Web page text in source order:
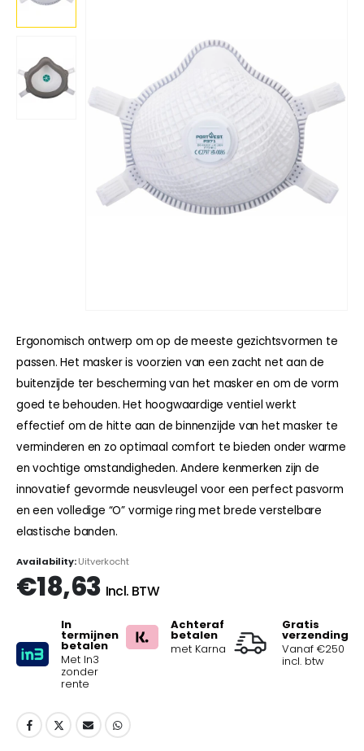
Ergonomisch ontwerp om op de meeste gezichtsvormen te
passen. Het masker is voorzien van een zacht net aan de
buitenzijde ter bescherming van het masker en om de vorm
goed te behouden. Het hoogwaardige ventiel werkt
effectief om de hitte aan de binnenzijde van het masker te
verminderen en zo optimaal comfort te bieden onder warme
en vochtige omstandigheden. Andere kenmerken zijn de
innovatief gevormde neusvleugel voor een perfect pasvorm
en een volledige “O” vormige ring met brede verstelbare
elastische banden.
Availability:Uitverkocht
€18,63 Incl. BTW
In
termijnen
betalen
Met In3
zonder
rente
Achteraf
betalen
met Karna
Gratis
verzending
Vanaf €250
incl. btw